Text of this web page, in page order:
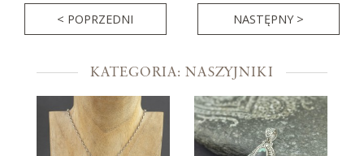
< POPRZEDNI NASTĘPNY >
KATEGORIA: NASZYJNIKI